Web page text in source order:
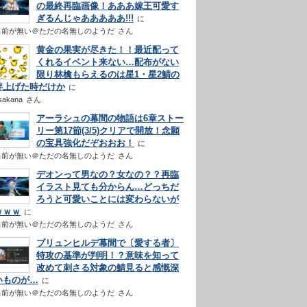
の最終再臨画像！あああ嫁王可愛す
ぎるんじゃあああああ!!!
前が無い＠ただの名無しのようだ さん
黄金の果実が尽きた！！最近配って
くれるイベント来ない…配布がない
限り林檎もらえるのは星1・星2鯖の
上げた時だけか
さん
アーラシュの幕間の物語は6章ストー
リー第17節(3/5)クリアで開放！念願
の宝具強化だぞおおお！
前が無い＠ただの名無しのようだ さん
デオンって男なの？女なの？？再臨
イラスト見ても分からん…どっちだ
ろうと可愛いことには変わらないが
ｗｗ
前が無い＠ただの名無しのようだ さん
ブリュンヒルデ幕間で〔愛する者〕
特攻の基準が判明！？意味を知って
改めて刺さる対象の鯖見ると感慨深
ものが…
前が無い＠ただの名無しのようだ さん